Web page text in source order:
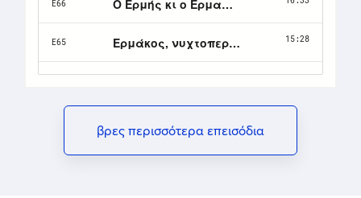
βρες περισσότερα επεισόδια